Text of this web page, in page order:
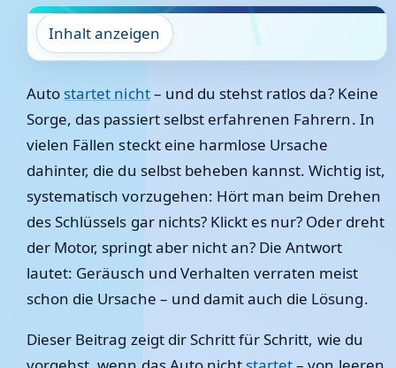
Inhalt anzeigen
Auto startet nicht– und du stehst ratlos da? Keine
Sorge, das passiert selbst erfahrenen Fahrern. In
vielen Fällen steckt eine harmlose Ursache
dahinter, die du selbst beheben kannst. Wichtig ist,
systematisch vorzugehen: Hört man beim Drehen
des Schlüssels gar nichts? Klickt es nur? Oder dreht
der Motor, springt aber nicht an? Die Antwort
lautet: Geräusch und Verhalten verraten meist
schon die Ursache – und damit auch die Lösung.
Dieser Beitrag zeigt dir Schritt für Schritt, wie du